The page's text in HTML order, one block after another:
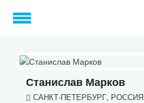
Станислав Марков
САНКТ-ПЕТЕРБУРГ, РОССИЯ